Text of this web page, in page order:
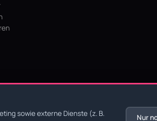
sowie externe Dienste (z. B.
Nur